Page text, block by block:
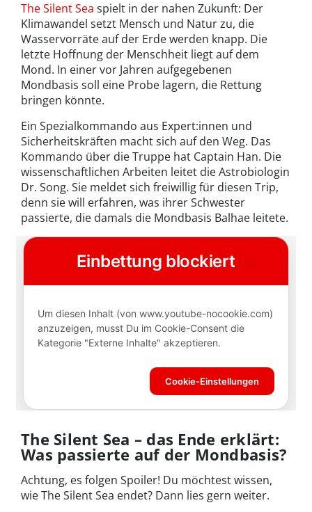
The Silent Sea spielt in der nahen Zukunft: Der
Klimawandel setzt Mensch und Natur zu, die
Wasservorräte auf der Erde werden knapp. Die
letzte Hoffnung der Menschheit liegt auf dem
Mond. In einer vor Jahren aufgegebenen
Mondbasis soll eine Probe lagern, die Rettung
bringen könnte.
Ein Spezialkommando aus Expert:innen und
Sicherheitskräften macht sich auf den Weg. Das
Kommando über die Truppe hat Captain Han. Die
wissenschaftlichen Arbeiten leitet die Astrobiologin
Dr. Song. Sie meldet sich freiwillig für diesen Trip,
denn sie will erfahren, was ihrer Schwester
passierte, die damals die Mondbasis Balhae leitete.
The Silent Sea – das Ende erklärt:
Was passierte auf der Mondbasis?
Achtung, es folgen Spoiler! Du möchtest wissen,
wie The Silent Sea endet? Dann lies gern weiter.